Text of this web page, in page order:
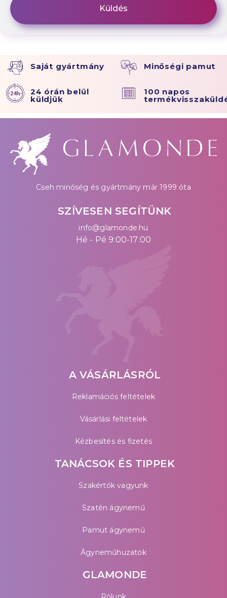
Saját gyártmány Minőségi pamut
24 órán belül
küldjük
100 napos
Cseh minőség és gyártmány már 1999 óta
SZÍVESEN SEGÍTÜNK
info@glamonde.hu
Hé - Pé 9:00-17:00
A VÁSÁRLÁSRÓL
Reklamációs feltételek
Vásárlási feltételek
Kézbesítés és fizetés
TANÁCSOK ÉS TIPPEK
Szakértők vagyunk
Szatén ágynemű
Pamut ágynemű
Ágyneműhuzatok
GLAMONDE